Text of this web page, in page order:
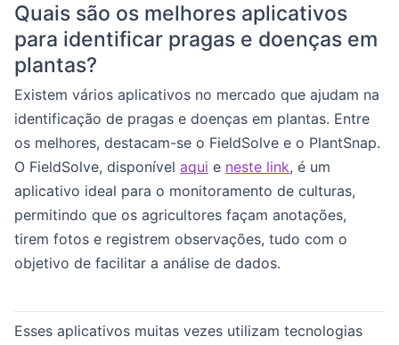
Quais são os melhores aplicativos
para identificar pragas e doenças em
plantas?
Existem vários aplicativos no mercado que ajudam na
identificação de pragas e doenças em plantas. Entre
os melhores, destacam-se o FieldSolve e o PlantSnap.
O FieldSolve, disponível aqui e neste link, é um
aplicativo ideal para o monitoramento de culturas,
permitindo que os agricultores façam anotações,
tirem fotos e registrem observações, tudo com o
objetivo de facilitar a análise de dados.
Esses aplicativos muitas vezes utilizam tecnologias